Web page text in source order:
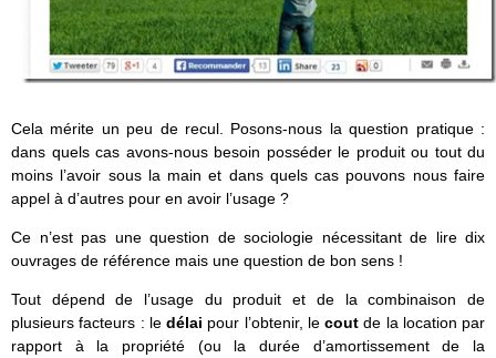
Cela mérite un peu de recul. Posons-nous la question pratique :
dans quels cas avons-nous besoin posséder le produit ou tout du
moins l’avoir sous la main et dans quels cas pouvons nous faire
appel à d’autres pour en avoir l’usage ?
Ce n’est pas une question de sociologie nécessitant de lire dix
ouvrages de référence mais une question de bon sens !
Tout dépend de l’usage du produit et de la combinaison de
plusieurs facteurs : le délai pour l’obtenir, le coutde la location par
rapport à la propriété (ou la durée d’amortissement de la